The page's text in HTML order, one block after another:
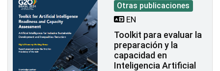
Otras publicaciones
EN
Toolkit para evaluar la
preparación y la
capacidad en
Inteligencia Artificial